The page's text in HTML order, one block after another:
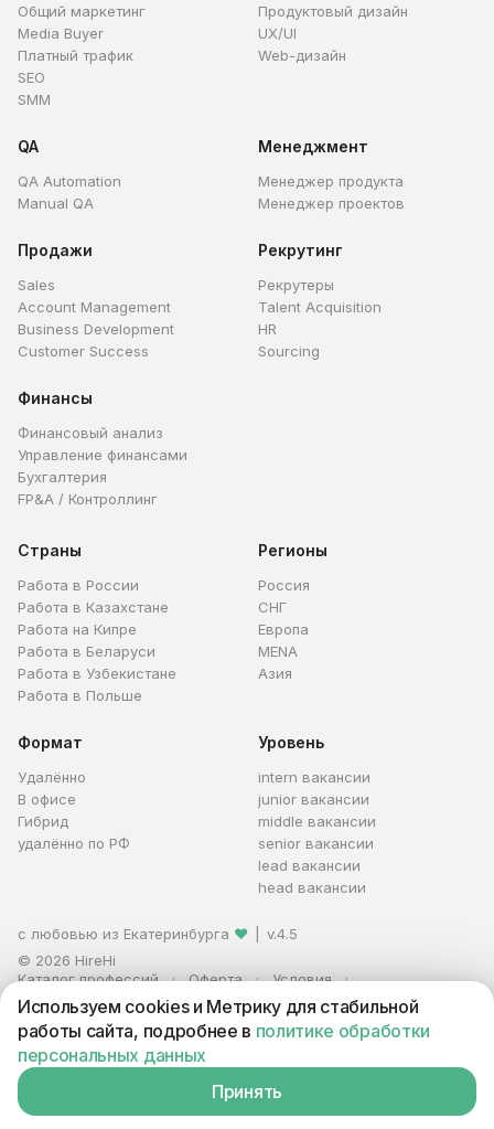
Вакансия находится в архиве
Общий маркетинг
Media Buyer
Платный трафик
SEO
SMM
Продуктовый дизайн
UX/UI
Web-дизайн
QA
QA Automation
Manual QA
Менеджмент
Менеджер продукта
Менеджер проектов
Продажи
Sales
Account Management
Business Development
Customer Success
Рекрутинг
Рекрутеры
Talent Acquisition
HR
Sourcing
Финансы
Финансовый анализ
Управление финансами
Бухгалтерия
FP&A / Контроллинг
Страны
Работа в России
Работа в Казахстане
Работа на Кипре
Работа в Беларуси
Работа в Узбекистане
Работа в Польше
Регионы
Россия
СНГ
Европа
MENA
Азия
Формат
Удалённо
В офисе
Гибрид
удалённо по РФ
Уровень
intern вакансии
junior вакансии
middle вакансии
senior вакансии
lead вакансии
head вакансии
с любовью из Екатеринбурга ❤
v.4.5
© 2026 HireHi
Каталог профессий
Оферта
Условия
Персональные данные
Реклама
ИП Захаров Антон Алексеевич · ИНН 663005711880 · ОГРНИП
321665800059102
Используем cookies и Метрику для стабильной
работы сайта, подробнее в политике обработки
персональных данных
Принять